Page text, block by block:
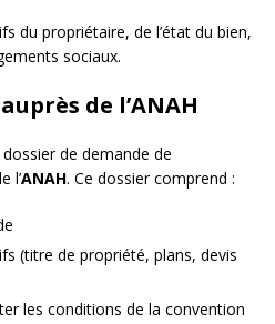
du propriétaire, de l’état du bien,
sociaux.
de l’ANAH
de demande de
l’ANAH. Ce dossier comprend :
(titre de propriété, plans, devis
les conditions de la convention